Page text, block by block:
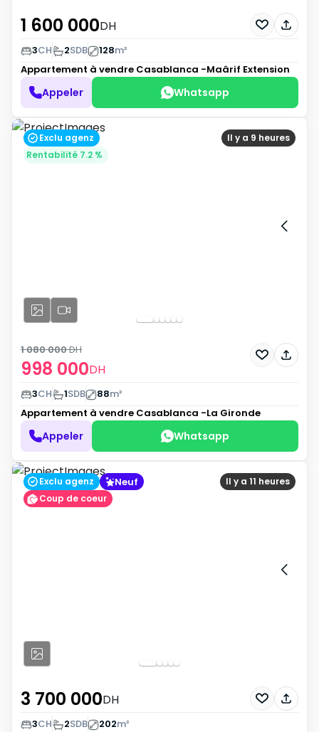
1 600 000DH
3CH 2SDB 128m²
Appartement à vendre Casablanca -Maârif Extension
Appeler Whatsapp
Il y a 9 heures
Exclu agenz
Rentabilité 7.2 %
998 000DH
1 080 000DH
3CH 1SDB 88m²
Appartement à vendre Casablanca -La Gironde
Appeler Whatsapp
Il y a 11 heures
Exclu agenz Neuf
Coup de coeur
3 700 000DH
3CH 2SDB 202m²